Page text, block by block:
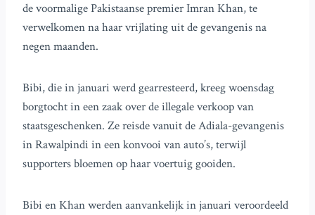
de voormalige Pakistaanse premier Imran Khan, te
verwelkomen na haar vrijlating uit de gevangenis na
negen maanden.
Bibi, die in januari werd gearresteerd, kreeg woensdag
borgtocht in een zaak over de illegale verkoop van
staatsgeschenken. Ze reisde vanuit de Adiala-gevangenis
in Rawalpindi in een konvooi van auto’s, terwijl
supporters bloemen op haar voertuig gooiden.
Bibi en Khan werden aanvankelijk in januari veroordeeld